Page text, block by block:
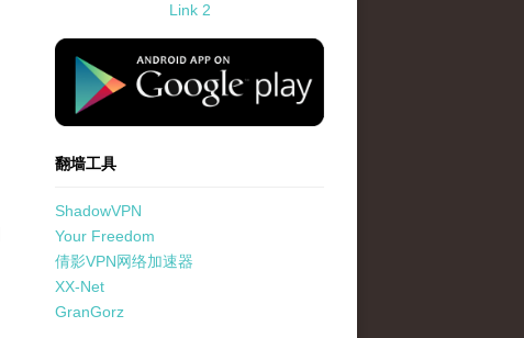
Link 2
standard-icon-googleplay-app-store.png
翻墙工具
ShadowVPN
Your Freedom
倩影VPN网络加速器
XX-Net
GranGorz